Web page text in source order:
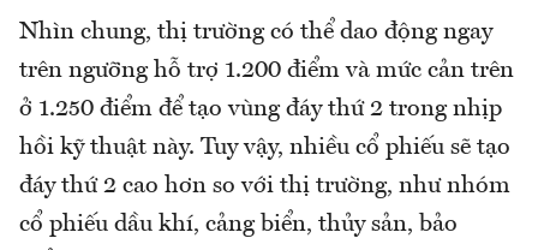
Nhìn chung, thị trường có thể dao động ngay
trên ngưỡng hỗ trợ 1.200 điểm và mức cản trên
ở 1.250 điểm để tạo vùng đáy thứ 2 trong nhịp
hồi kỹ thuật này. Tuy vậy, nhiều cổ phiếu sẽ tạo
đáy thứ 2 cao hơn so với thị trường, như nhóm
cổ phiếu dầu khí, cảng biển, thủy sản, bảo